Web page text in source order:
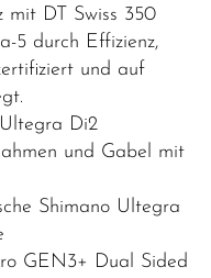
mit DT Swiss 350
5 durch Effizienz,
und auf
Di2
und Gabel mit
Shimano Ultegra
GEN3+ Dual Sided